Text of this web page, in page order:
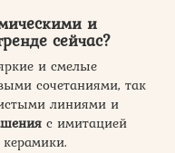
и
сейчас?
и смелые
сочетаниями, так
линиями и
с имитацией